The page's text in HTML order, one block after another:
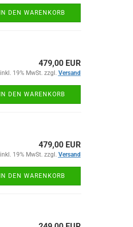
IN DEN WARENKORB
479,00 EUR
inkl. 19% MwSt. zzgl. Versand
IN DEN WARENKORB
479,00 EUR
inkl. 19% MwSt. zzgl. Versand
IN DEN WARENKORB